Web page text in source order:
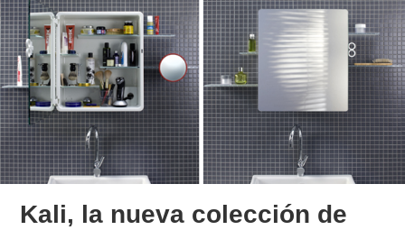
Kali, la nueva colección de